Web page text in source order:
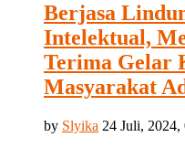
Berjasa
Intelektual,
Terima Gelar
Masyarakat
by Slyika 24 Juli, 2024,